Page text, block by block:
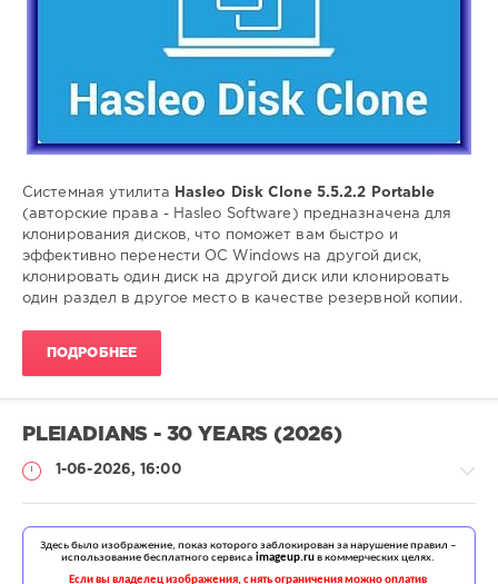
Portable
Hasleo
Software
Hasleo
создание
резервной
копии
Системная утилита
Hasleo Disk Clone 5.5.2.2 Portable
(авторские права - Hasleo Software) предназначена для
клонирования дисков, что поможет вам быстро и
эффективно перенести ОС Windows на другой диск,
клонировать один диск на другой диск или клонировать
один раздел в другое место в качестве резервной копии.
ПОДРОБНЕЕ
PLEIADIANS - 30 YEARS (2026)
1-06-2026, 16:00